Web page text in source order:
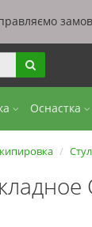
Оснастка